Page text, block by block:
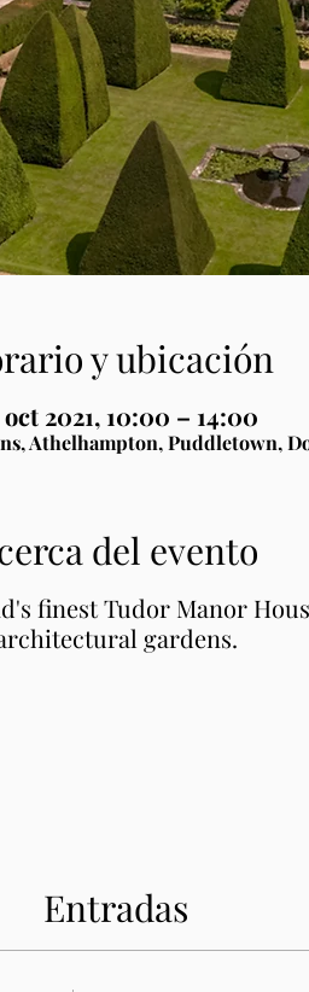
y ubicación
oct 2021, 10:00 – 14:00
Athelhampton, Puddletown,
del evento
finest Tudor Manor
gardens.
Entradas